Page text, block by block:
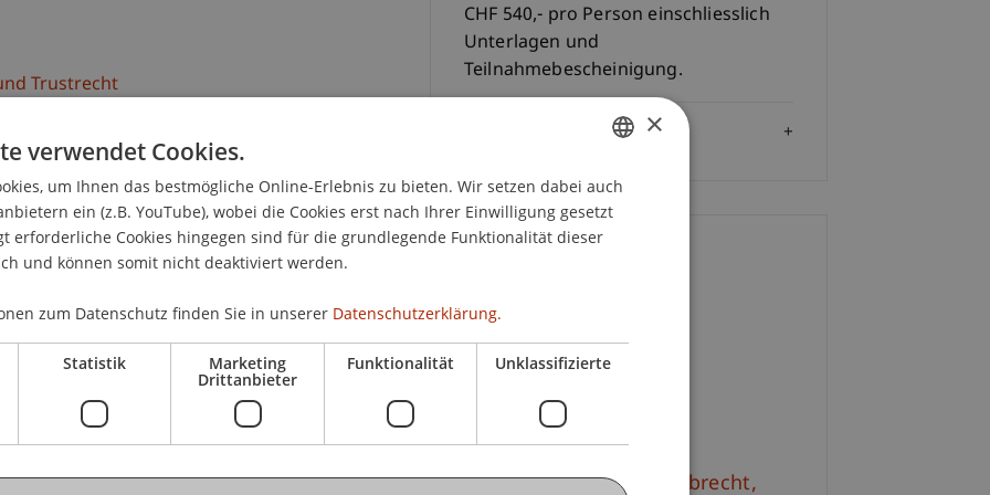
Trustrecht
Rechtsanwältinnen und Rechtsanwälte
in weniger bekannten Sparten des
und entscheidet nicht selten den Erfolg
Weiterbildung für Praktikerinnen und
daher unerlässlich.
tätigen Juristinnen und Juristen den
Denn auch Juristen müssen in ihrer
vornehmen können. Die
am Ende des Seminars in der Lage sein,
zu lesen und auszuwerten.
der Bilanzierung und Bilanzanalyse, das
CHF 540,- pro Person einschliesslich
Unterlagen und
Teilnahmebescheinigung.
Prof. Dr. iur. Alexandra
Butterstein LL.M.
E-Mail
lic. iur. Frédérique
Lambrecht
GERMAN
ENGLISH
×
verwendet Cookies.
um Ihnen das bestmögliche Online-Erlebnis zu bieten. Wir setzen dabei auch
ein (z.B. YouTube), wobei die Cookies erst nach Ihrer Einwilligung gesetzt
erforderliche Cookies hingegen sind für die grundlegende Funktionalität dieser
und können somit nicht deaktiviert werden.
zum Datenschutz finden Sie in unserer Datenschutzerklärung.
Statistik Marketing
Drittanbieter
Funktionalität Unklassifizierte